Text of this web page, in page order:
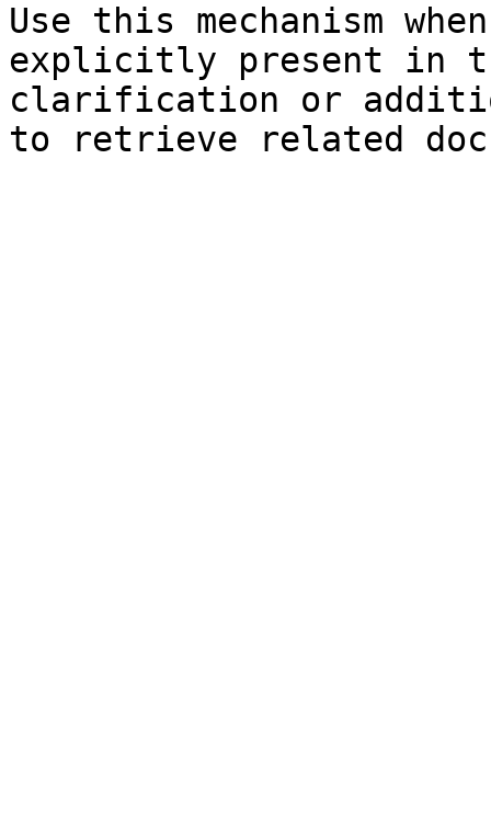
Use this mechanism
explicitly present in
clarification or